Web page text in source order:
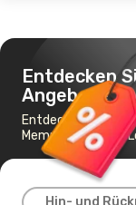
Entdecken
Angebote
Entdecken Sie die
Memmingen nach
Hin- und